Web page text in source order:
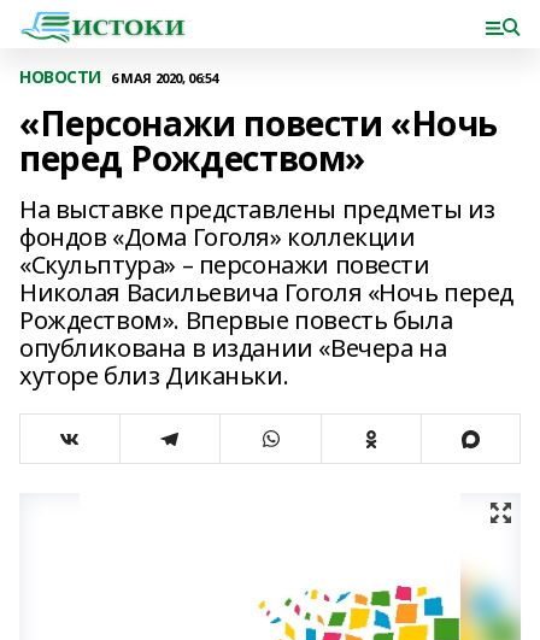
НОВОСТИ 6 МАЯ 2020, 06:54
«Персонажи повести «Ночь
перед Рождеством»
На выставке представлены предметы из
фондов «Дома Гоголя» коллекции
«Скульптура» – персонажи повести
Николая Васильевича Гоголя «Ночь перед
Рождеством». Впервые повесть была
опубликована в издании «Вечера на
хуторе близ Диканьки.